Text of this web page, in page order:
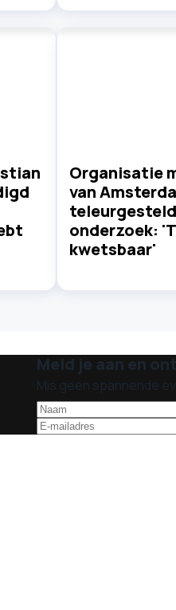
Organisatie
van
onderzoek:
kwetsbaar'
Meld je aan en
Mis geen spannende